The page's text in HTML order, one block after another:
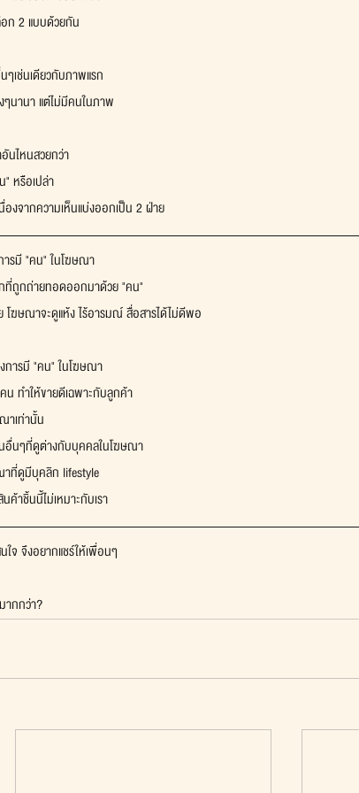
ก 2 แบบด้วยกัน
เช่นเดียวกับภาพแรก
นานา แต่ไม่มีคนในภาพ
นไหนสวยกว่า
หรือเปล่า
องจากความเห็นแบ่งออกเป็น 2 ฝ่าย
รมี "คน" ในโฆษณา
ถูกถ่ายทอดออกมาด้วย "คน"
ฆษณาจะดูแห้ง ไร้อารมณ์ สื่อสารได้ไม่ดีพอ
การมี "คน" ในโฆษณา
น ทำให้ขายดีเฉพาะกับลูกค้า
าเท่านั้น
นอื่นๆที่ดูต่างกับบุคคลในโฆษณา
าที่ดูมีบุคลิก lifestyle
ค้าชิ้นนี้ไม่เหมาะกับเรา
จ จึงอยากแชร์ให้เพื่อนๆ
กกว่า?